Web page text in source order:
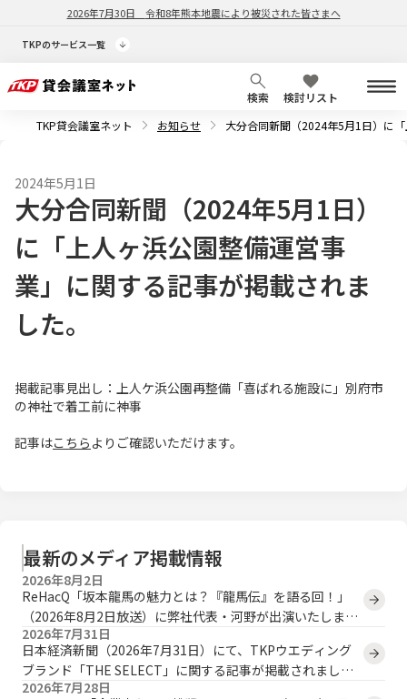
2026年7月30日 令和8年熊本地震により被災された皆さまへ
TKPのサービス一覧
検索
検討リスト
TKP貸会議室ネット
お知らせ 大分合同新聞（2024年5月1日）に
2024年5月1日
大分合同新聞（2024年5月1日）
に「上人ヶ浜公園整備運営事
業」に関する記事が掲載されま
した。
掲載記事見出し：上人ケ浜公園再整備「喜ばれる施設に」別府市
の神社で着工前に神事
記事はこちら よりご確認いただけます。
最新のメディア掲載情報
2026年8月2日
ReHacQ「坂本龍馬の魅力とは？『龍馬伝』を語る回！」
（2026年8月2日放送）に弊社代表・河野が出演いたしまし
た。
2026年7月31日
日本経済新聞（2026年7月31日）にて、TKPウエディング
ブランド「THE SELECT」に関する記事が掲載されまし
た。
2026年7月28日